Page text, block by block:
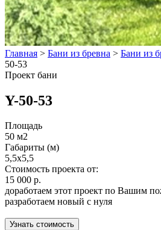
Главная > Бани из бревна > Бани из
50-53
Проект бани
Y-50-53
Площадь
50 м2
Габариты (м)
5,5x5,5
Стоимость проекта от:
15 000 р.
доработаем этот проект по Вашим
разработаем новый с нуля
Узнать стоимость